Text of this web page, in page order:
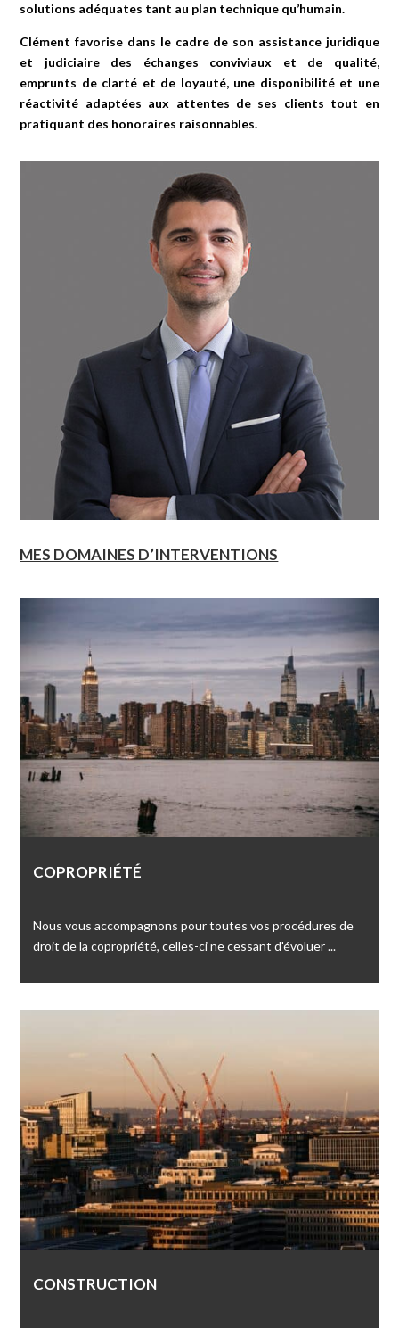
solutions adéquates tant au plan technique qu’humain.
Clément favorise dans le cadre de son assistance juridique
et judiciaire des échanges conviviaux et de qualité,
emprunts de clarté et de loyauté, une disponibilité et une
réactivité adaptées aux attentes de ses clients tout en
pratiquant des honoraires raisonnables.
MES DOMAINES D’INTERVENTIONS
COPROPRIÉTÉ
Nous vous accompagnons pour toutes vos procédures de
droit de la copropriété, celles-ci ne cessant d'évoluer ...
CONSTRUCTION